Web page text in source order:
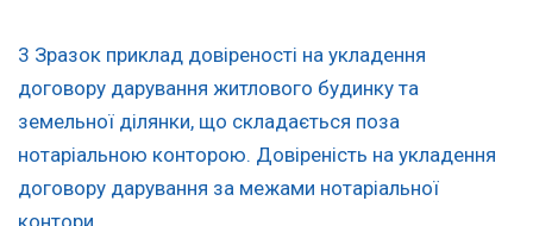
3 Зразок приклад довіреності на укладення
договору дарування житлового будинку та
земельної ділянки, що складається поза
нотаріальною конторою. Довіреність на укладення
договору дарування за межами нотаріальної
контори